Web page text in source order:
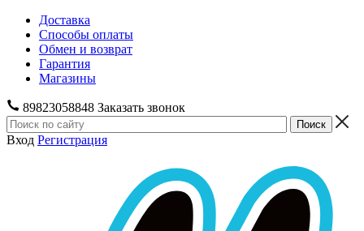
Доставка
Способы оплаты
Обмен и возврат
Гарантия
Магазины
89823058848 Заказать звонок
Вход Регистрация